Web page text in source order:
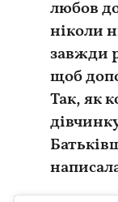
любов
ніколи
завжди
щоб
Так, як